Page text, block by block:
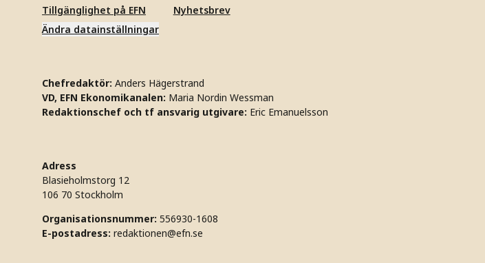
Tillgänglighet på EFN
Ändra datainställningar
Nyhetsbrev
Chefredaktör: Anders Hägerstrand
VD, EFN Ekonomikanalen: Maria Nordin Wessman
Redaktionschef och tf ansvarig utgivare: Eric Emanuelsson
Adress
Blasieholmstorg 12
106 70 Stockholm
Organisationsnummer: 556930-1608
E-postadress: redaktionen@efn.se